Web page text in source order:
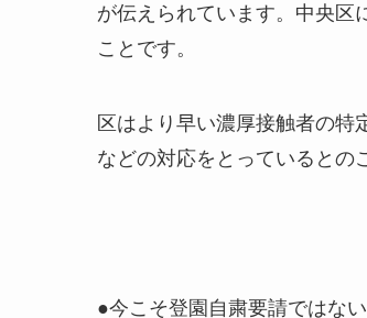
が伝えられています。中央区
ことです。
区はより早い濃厚接触者の特
などの対応をとっているとの
●今こそ登園自粛要請ではな